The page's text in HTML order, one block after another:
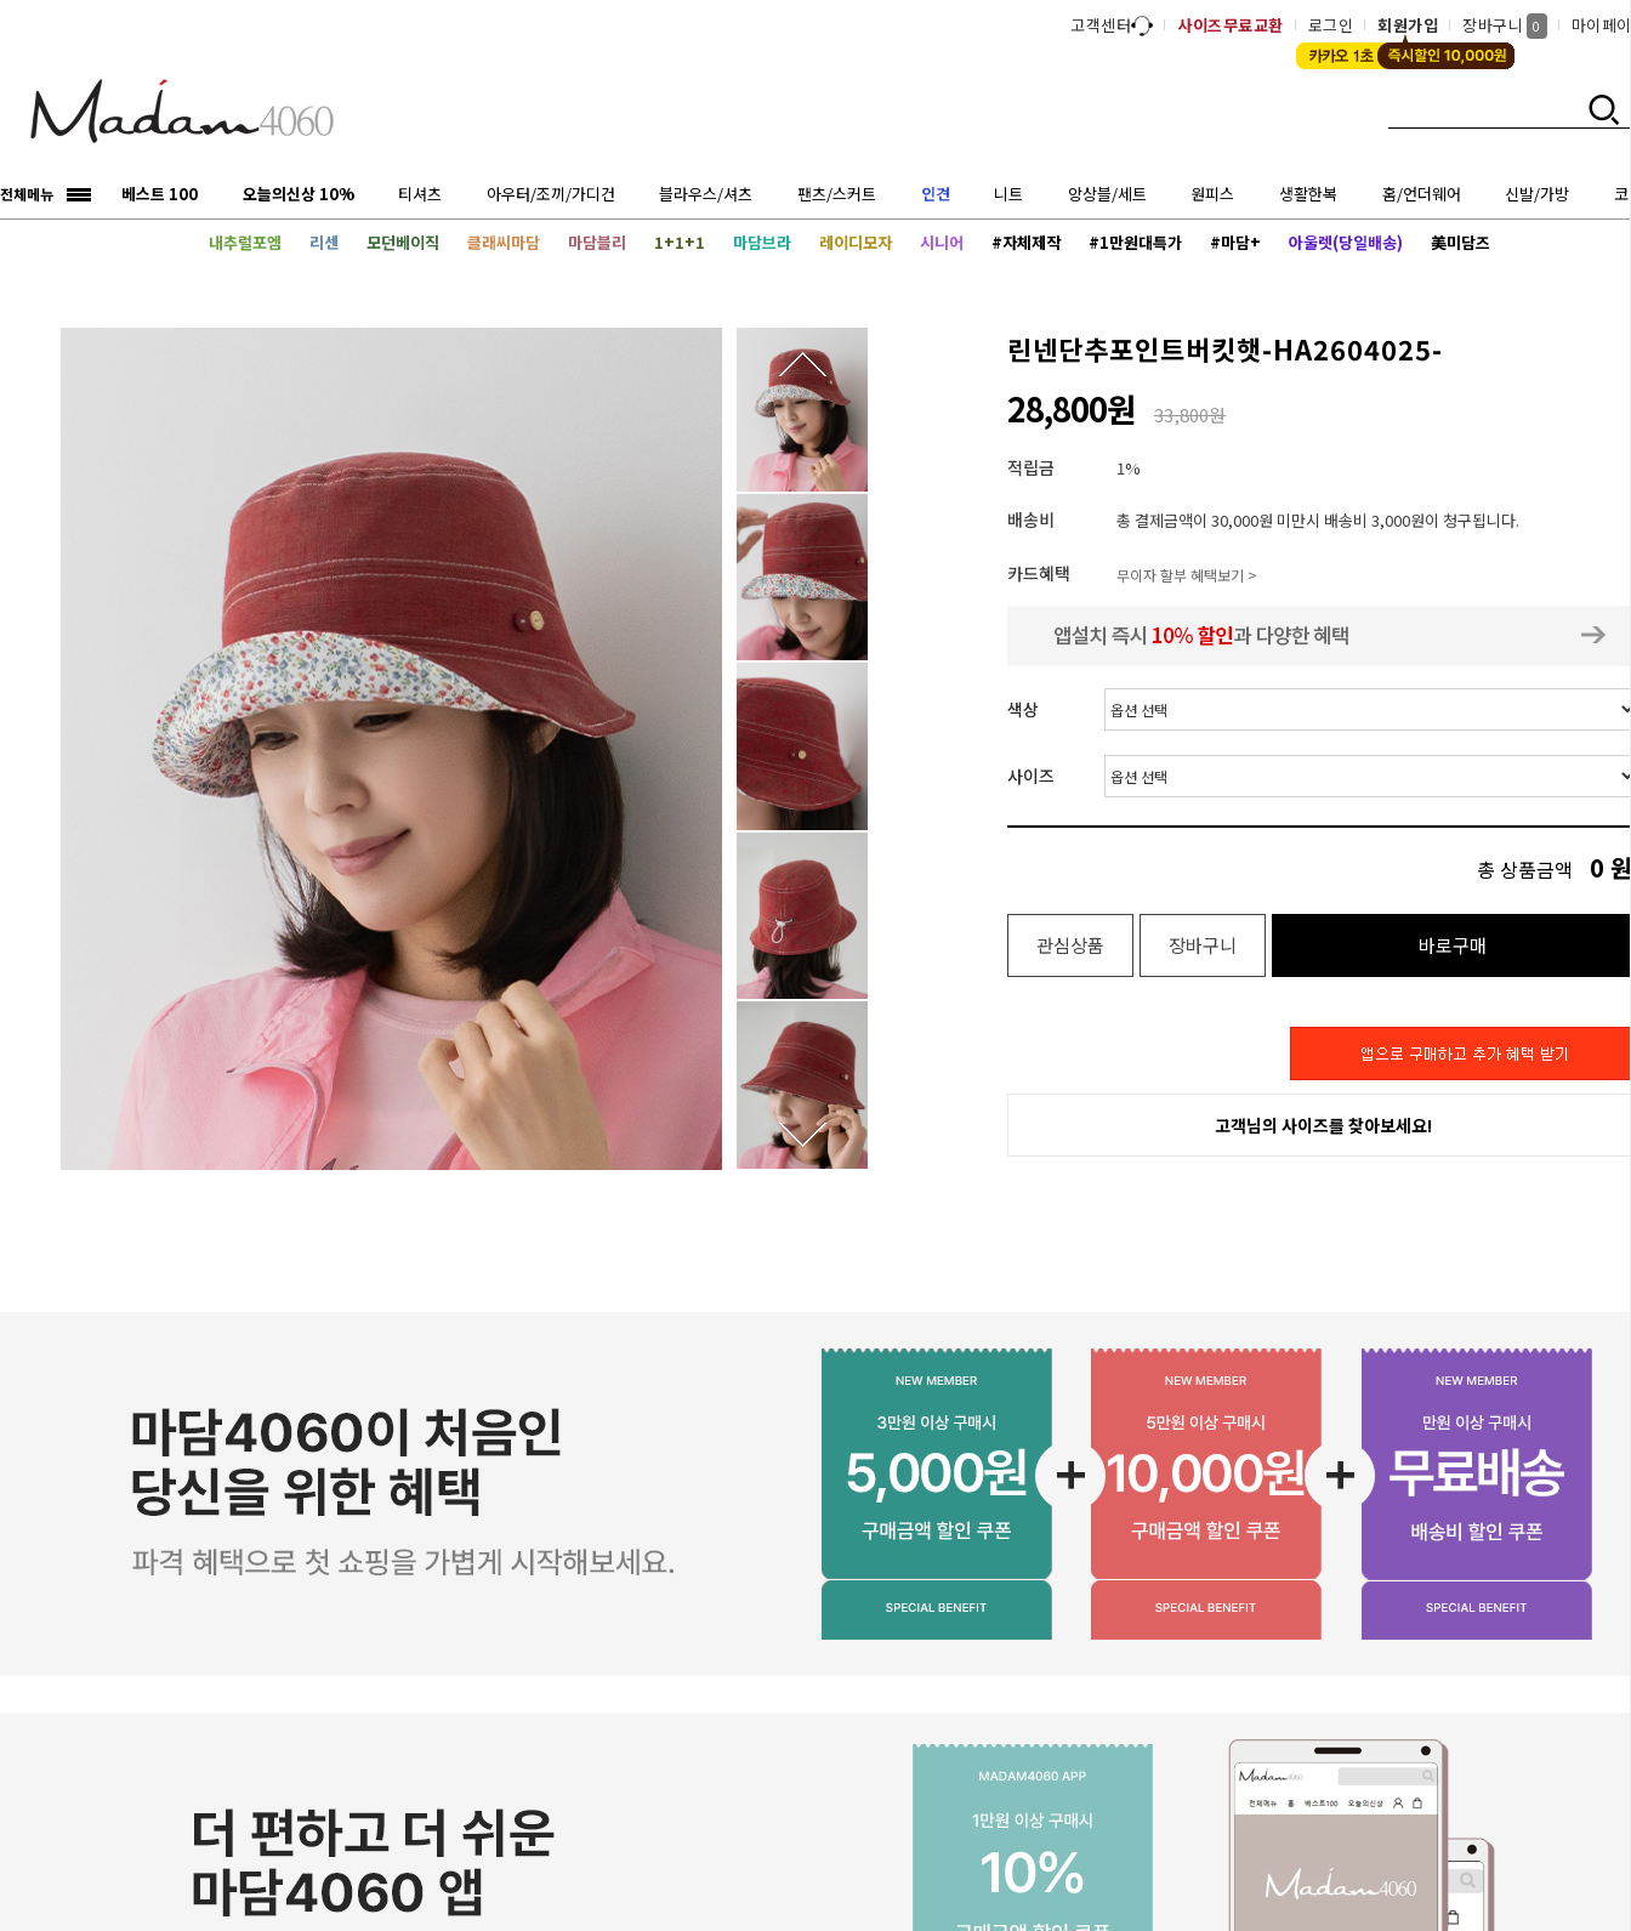
고객센터 사이즈무료교환 로그인 회원가입 장바구니 0 마이페
전체메뉴 베스트 100 오늘의신상 10% 티셔츠 아우터/조끼/가디건 블라우스/셔츠 팬츠/스커트 인견 니트 앙상블/세트 원피스 생활한복 홈/언더웨어 신발/가방
내추럴포엠 리센 모던베이직 클래씨마담 마담블리 1+1+1 마담브라 레이디모자 시니어 #자체제작 #1만원대특가 #마담+ 아울렛(당일배송) 美미담즈
린넨단추포인트버킷햇-HA2604025-
28,800원 33,800원
적립금 1%
배송비 총 결제금액이 30,000원 미만시 배송비 3,000원이 청구됩니다.
카드혜택 무이자 할부 혜택보기 >
색상
사이즈
총 상품금액 0 원
관심상품 장바구니 바로구매
고객님의 사이즈를 찾아보세요!